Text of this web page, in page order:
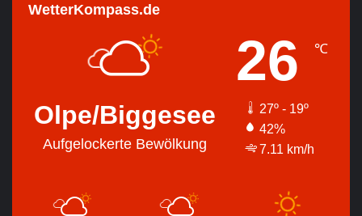
WetterKompass.de
Olpe/Biggesee
Aufgelockerte Bewölkung
26 ℃
27º - 19º
42%
7.11 km/h